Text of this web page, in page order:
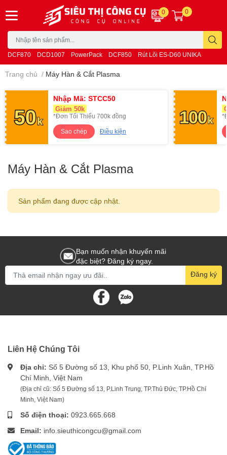
DCF870 DCD1007 PowerPack DCF850 Rút Lõi ES-D60 UNIKA
0 0
Trang chủ / Máy Hàn & Cắt Plasma
Nhập Mã: STCC50
Giảm 50k
*Đơn Tối Thiểu 700k đồng
Sao chép
Điều kiện
Máy Hàn & Cắt Plasma
Sản phẩm đang được cập nhật.
Bạn muốn nhận khuyến mãi
đặc biệt? Đăng ký ngay.
Đăng ký
Liên Hệ Chúng Tôi
Địa chỉ: Số 5 Đường số 13, Khu phố 50, P.Linh Xuân, TP.Hồ
Chí Minh, Việt Nam
(Địa chỉ cũ: Số 5 Đường số 13, P.Linh Trung, TP.Thủ Đức, TP.Hồ Chí
Minh, Việt Nam)
Số điện thoại: 0923.665.668
Email: info.sieuthicongcu@gmail.com